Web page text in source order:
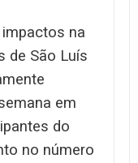
na
de São Luís
em
do
no número